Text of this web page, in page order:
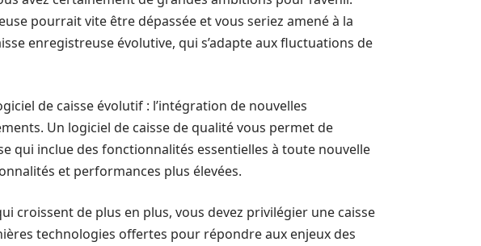
pourrait vite être dépassée et vous seriez amené à la
enregistreuse évolutive, qui s’adapte aux fluctuations de
de caisse évolutif : l’intégration de nouvelles
Un logiciel de caisse de qualité vous permet de
qui inclue des fonctionnalités essentielles à toute nouvelle
et performances plus élevées.
croissent de plus en plus, vous devez privilégier une caisse
technologies offertes pour répondre aux enjeux des